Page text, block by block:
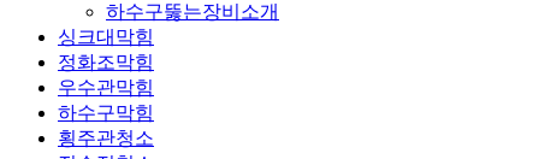
하수구뚫는장비소개
싱크대막힘
정화조막힘
우수관막힘
하수구막힘
횡주관청소